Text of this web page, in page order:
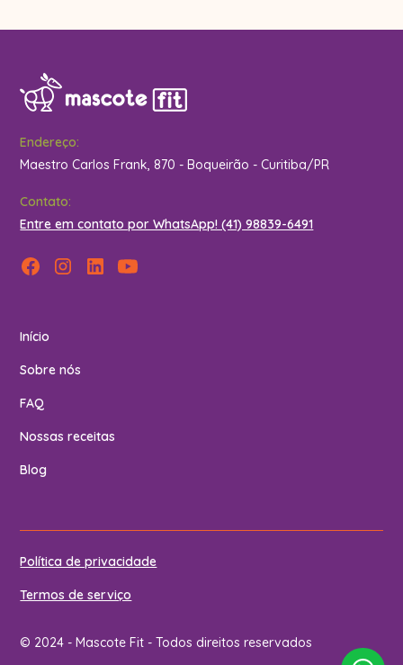
Endereço:
Maestro Carlos Frank, 870 - Boqueirão - Curitiba/PR
Contato:
Entre em contato por WhatsApp! (41) 98839-6491
Início
Sobre nós
FAQ
Nossas receitas
Blog
© 2024 - Mascote Fit - Todos direitos reservados
Política de privacidade
Termos de serviço